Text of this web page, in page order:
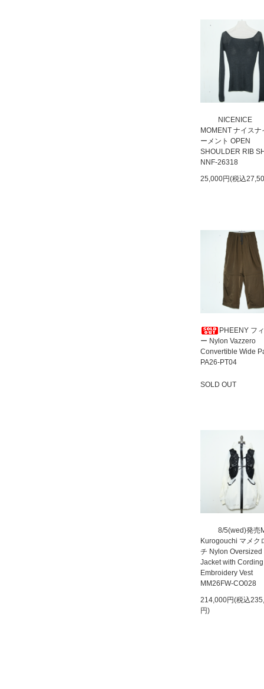
NICENICE
MOMENT ナイスナ
ーメント OPEN
SHOULDER RIB
NNF-26318
25,000円(税込
PHEENY フ
ー Nylon Vazzero
Convertible Wide
PA26-PT04
SOLD OUT
8/5(wed)発売
Kurogouchi マメク
チ Nylon Oversized
Jacket with Cording
Embroidery Vest
MM26FW-CO028
214,000円(税込
円)